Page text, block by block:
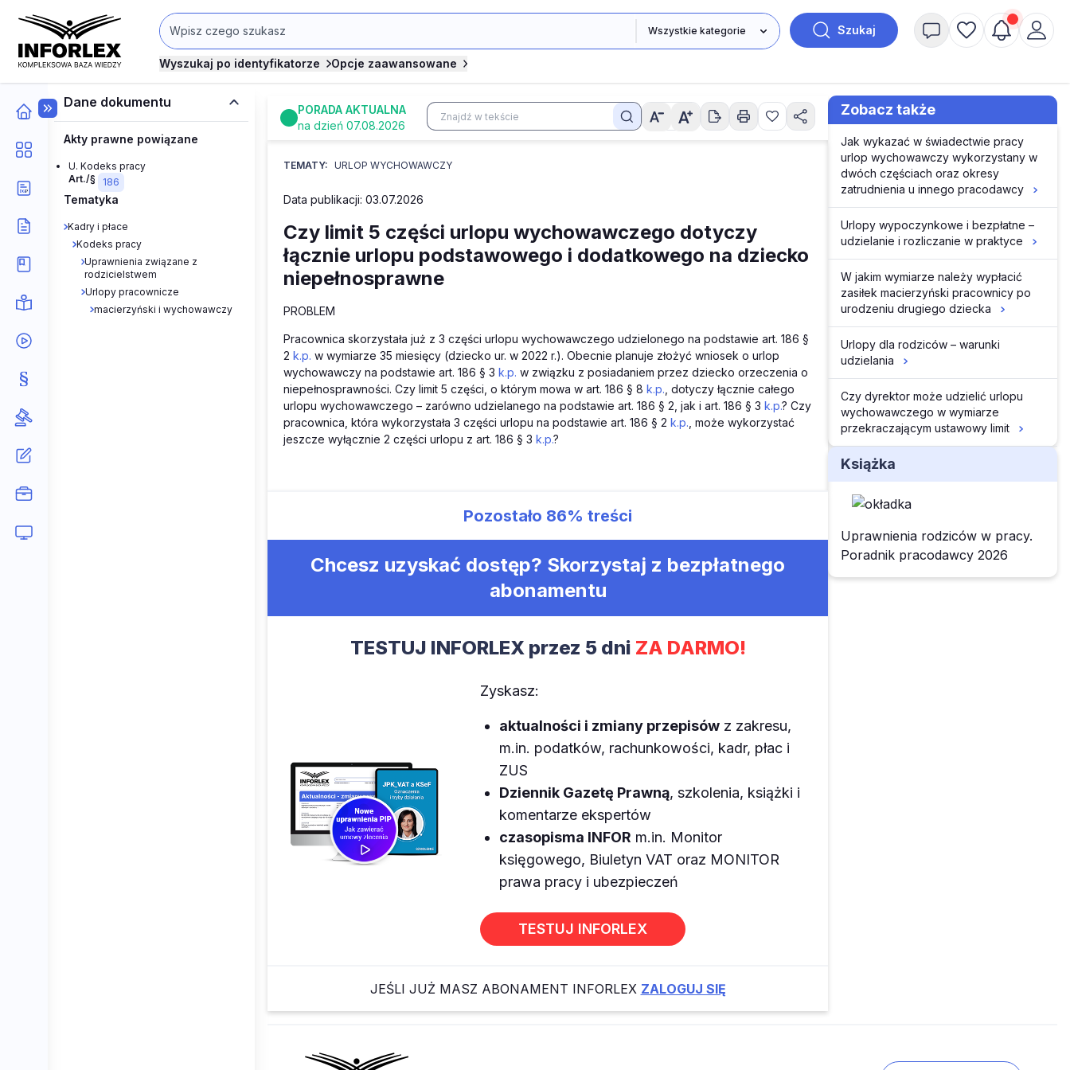
Szukaj
Wyszukaj po identyfikatorze Opcje zaawansowane
Dane dokumentu
Akty prawne powiązane
U. Kodeks pracy
Art./§
186
Tematyka
Kadry i płace
Kodeks pracy
Uprawnienia związane z
rodzicielstwem
Urlopy pracownicze
macierzyński i wychowawczy
PORADA AKTUALNA
na dzień 07.08.2026
TEMATY: URLOP WYCHOWAWCZY
Data publikacji: 03.07.2026
Czy limit 5 części urlopu wychowawczego dotyczy
łącznie urlopu podstawowego i dodatkowego na dziecko
niepełnosprawne
PROBLEM
Pracownica skorzystała już z 3 części urlopu wychowawczego udzielonego na podstawie art. 186 §
2 k.p. w wymiarze 35 miesięcy (dziecko ur. w 2022 r.). Obecnie planuje złożyć wniosek o urlop
wychowawczy na podstawie art. 186 § 3 k.p. w związku z posiadaniem przez dziecko orzeczenia o
niepełnosprawności. Czy limit 5 części, o którym mowa w art. 186 § 8 k.p. , dotyczy łącznie całego
urlopu wychowawczego – zarówno udzielanego na podstawie art. 186 § 2, jak i art. 186 § 3 k.p.? Czy
pracownica, która wykorzystała 3 części urlopu na podstawie art. 186 § 2 k.p. , może wykorzystać
jeszcze wyłącznie 2 części urlopu z art. 186 § 3 k.p.?
Pozostało 86% treści
Chcesz uzyskać dostęp? Skorzystaj z bezpłatnego
abonamentu
TESTUJ INFORLEX przez 5 dni ZA DARMO!
Zyskasz:
aktualności i zmiany przepisówz zakresu,
m.in. podatków, rachunkowości, kadr, płac i
ZUS
Dziennik Gazetę Prawną, szkolenia, książki i
komentarze ekspertów
czasopisma INFOR m.in. Monitor
księgowego, Biuletyn VAT oraz MONITOR
prawa pracy i ubezpieczeń
TESTUJ INFORLEX
JEŚLI JUŻ MASZ ABONAMENT INFORLEX ZALOGUJ SIĘ
Zobacz także
Jak wykazać w świadectwie pracy
urlop wychowawczy wykorzystany w
dwóch częściach oraz okresy
zatrudnienia u innego pracodawcy
Urlopy wypoczynkowe i bezpłatne –
udzielanie i rozliczanie w praktyce
W jakim wymiarze należy wypłacić
zasiłek macierzyński pracownicy po
urodzeniu drugiego dziecka
Urlopy dla rodziców – warunki
udzielania
Czy dyrektor może udzielić urlopu
wychowawczego w wymiarze
przekraczającym ustawowy limit
Książka
Uprawnienia rodziców w pracy.
Poradnik pracodawcy 2026